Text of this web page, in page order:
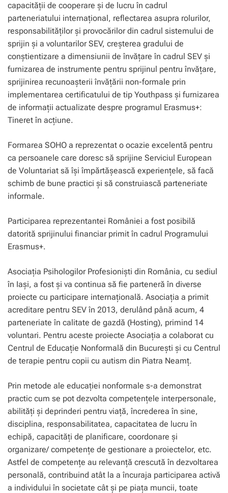
capacităţii de cooperare şi de lucru în cadrul
parteneriatului internaţional, reflectarea asupra rolurilor,
responsabilităţilor şi provocărilor din cadrul sistemului de
sprijin şi a voluntarilor SEV, creşterea gradului de
conştientizare a dimensiunii de învăţare în cadrul SEV şi
furnizarea de instrumente pentru sprijinul pentru învăţare,
sprijinirea recunoaşterii învăţării non-formale prin
implementarea certificatului de tip Youthpass şi furnizarea
de informaţii actualizate despre programul Erasmus+:
Tineret în acţiune.
Formarea SOHO a reprezentat o ocazie excelentă pentru
ca persoanele care doresc să sprijine Serviciul European
de Voluntariat să îşi împărtăşească experienţele, să facă
schimb de bune practici şi să construiască parteneriate
informale.
Participarea reprezentantei României a fost posibilă
datorită sprijinului financiar primit în cadrul Programului
Erasmus+.
Asociaţia Psihologilor Profesionişti din România, cu sediul
în Iași, a fost şi va continua să fie parteneră în diverse
proiecte cu participare internaţională. Asociaţia a primit
acreditare pentru SEV în 2013, derulând până acum, 4
parteneriate în calitate de gazdă (Hosting), primind 14
voluntari. Pentru aceste proiecte Asociaţia a colaborat cu
Centrul de Educaţie Nonformală din Bucureşti şi cu Centrul
de terapie pentru copii cu autism din Piatra Neamţ.
Prin metode ale educaţiei nonformale s-a demonstrat
practic cum se pot dezvolta competenţele interpersonale,
abilităţi şi deprinderi pentru viaţă, încrederea în sine,
disciplina, responsabilitatea, capacitatea de lucru în
echipă, capacităţi de planificare, coordonare şi
organizare/ competenţe de gestionare a proiectelor, etc.
Astfel de competenţe au relevanţă crescută în dezvoltarea
personală, contribuind atât la a încuraja participarea activă
a individului în societate cât şi pe piaţa muncii, toate